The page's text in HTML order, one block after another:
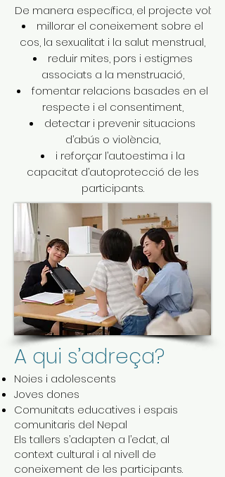
De manera específica, el projecte vol:
millorar el coneixement sobre el
cos, la sexualitat i la salut menstrual,
reduir mites, pors i estigmes
associats a la menstruació,
fomentar relacions basades en el
respecte i el consentiment,
detectar i prevenir situacions
d’abús o violència,
i reforçar l’autoestima i la
capacitat d’autoprotecció de les
participants.
A qui s’adreça?
Noies i adolescents
Joves dones
Comunitats educatives i espais
comunitaris del Nepal
Els tallers s’adapten a l’edat, al
context cultural i al nivell de
coneixement de les participants.